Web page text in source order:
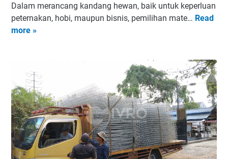
K
o
a
r
a
n
g
Dalam merancang kandang hewan, baik untuk keperluan
peternakan, hobi, maupun bisnis, pemilihan mate… Read
more »
P
k
K
a
w
a
t
L